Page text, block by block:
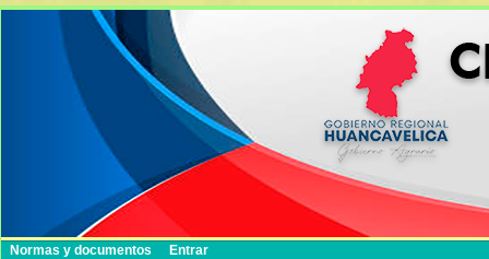
Normas y documentos Entrar